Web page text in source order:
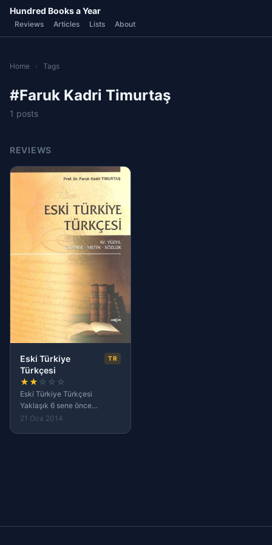
Hundred Books a Year
Reviews Articles Lists About
Home › Tags
#Faruk Kadri Timurtaş
1 posts
REVIEWS
Eski Türkiye
Türkçesi
TR
★★ ☆ ☆ ☆
Eski Türkiye Türkçesi
Yaklaşık 6 sene önce
internetten ayrıntılarını
21 Oca 2014